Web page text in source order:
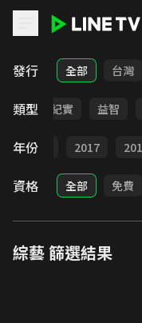
LINE TV - 綜藝
發行 全部 台灣
類型
談話 紀實 益智
年份
2018 2017
資格 全部 免費
綜藝篩選結果